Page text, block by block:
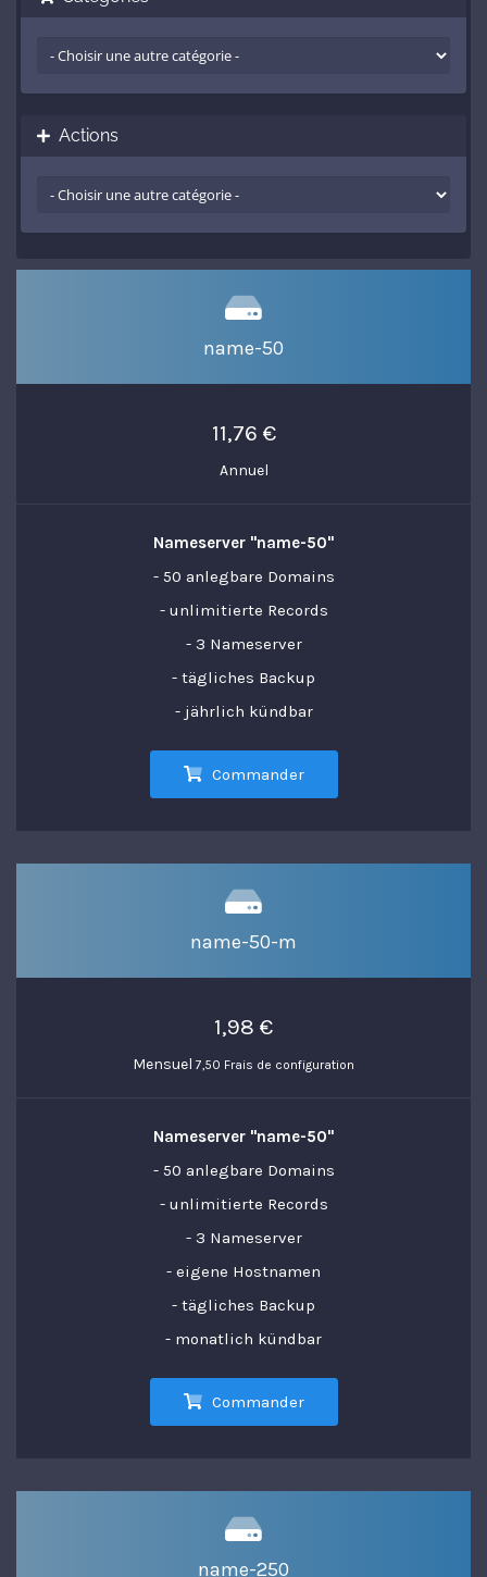
Actions
name-50
11,76 €
Annuel
Nameserver "name-50"
- 50 anlegbare Domains
- unlimitierte Records
- 3 Nameserver
- tägliches Backup
- jährlich kündbar
Commander
name-50-m
1,98 €
Mensuel 7,50 Frais de configuration
Nameserver "name-50"
- 50 anlegbare Domains
- unlimitierte Records
- 3 Nameserver
- eigene Hostnamen
- tägliches Backup
- monatlich kündbar
Commander
name-250